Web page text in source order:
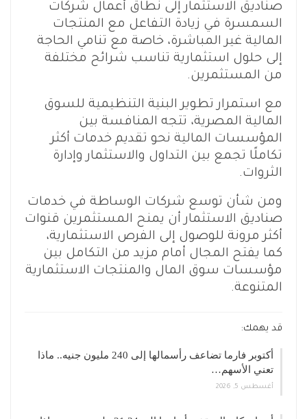
صناديق الاستثمار إلى نطاق أعمال شركات
السمسرة في زيادة التفاعل مع المنتجات
المالية غير المباشرة، خاصة مع تنامي الحاجة
إلى حلول استثمارية تناسب شرائح مختلفة
من المستثمرين.
مع استمرار تطوير البنية التنظيمية للسوق
المالية المصرية، تتجه المنافسة بين
المؤسسات المالية نحو تقديم خدمات أكثر
تكاملًا تجمع بين التداول والاستثمار وإدارة
الثروات.
ومن شأن توسع شركات الوساطة في خدمات
صناديق الاستثمار أن يمنح المستثمرين قنوات
أكثر مرونة للوصول إلى الفرص الاستثمارية،
كما يفتح المجال أمام مزيد من التكامل بين
مؤسسات سوق المال والمنتجات الاستثمارية
المتنوعة.
قد يهمك:
أكتوبر فارما تضاعف رأسمالها إلى 240 مليون جنيه.. ماذا
تعني الأسهم…
أغسطس 5, 2026